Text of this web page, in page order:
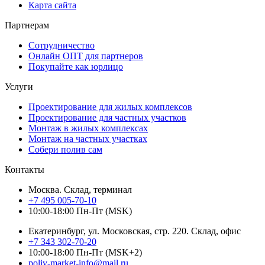
Карта сайта
Партнерам
Сотрудничество
Онлайн ОПТ для партнеров
Покупайте как юрлицо
Услуги
Проектирование для жилых комплексов
Проектирование для частных участков
Монтаж в жилых комплексах
Монтаж на частных участках
Собери полив сам
Контакты
Москва. Склад, терминал
+7 495 005-70-10
10:00-18:00 Пн-Пт (MSK)
Екатеринбург, ул. Московская, стр. 220. Склад, офис
+7 343 302-70-20
10:00-18:00 Пн-Пт (MSK+2)